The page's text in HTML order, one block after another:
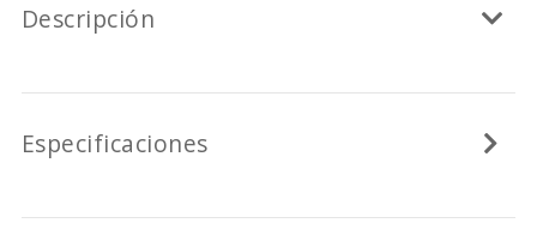
Descripción
Especificaciones